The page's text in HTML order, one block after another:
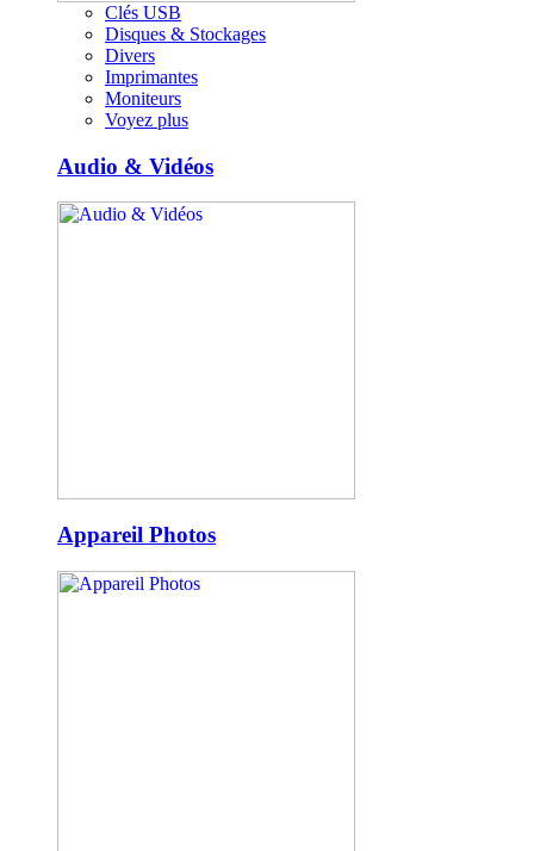
Clés USB
Disques & Stockages
Divers
Imprimantes
Moniteurs
Voyez plus
Audio & Vidéos
Appareil Photos